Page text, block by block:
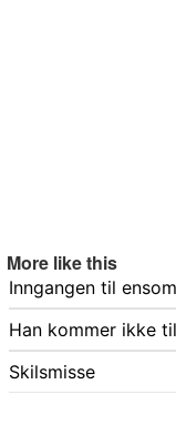
More like this
Inngangen til
Han kommer ikke
Skilsmisse